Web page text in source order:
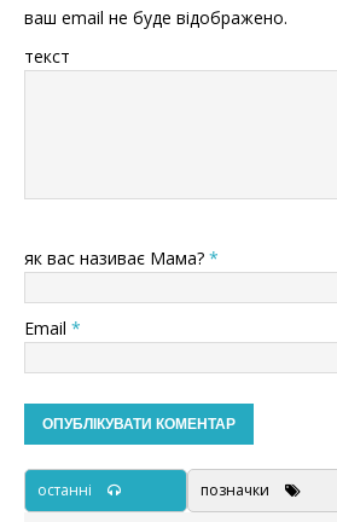
ваш email не буде відображено.
текст
як вас називає Мама? *
Email *
останні позначки